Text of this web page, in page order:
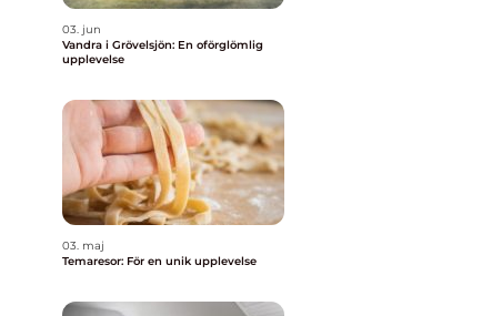
03. jun
Vandra i Grövelsjön: En oförglömlig
upplevelse
03. maj
Temaresor: För en unik upplevelse